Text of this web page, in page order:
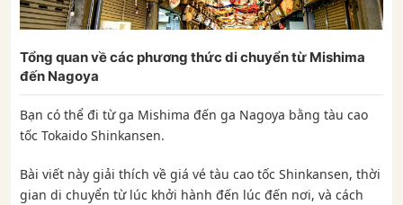
Tổng quan về các phương thức di chuyển từ Mishima
đến Nagoya
Bạn có thể đi từ ga Mishima đến ga Nagoya bằng tàu cao
tốc Tokaido Shinkansen.
Bài viết này giải thích về giá vé tàu cao tốc Shinkansen, thời
gian di chuyển từ lúc khởi hành đến lúc đến nơi, và cách